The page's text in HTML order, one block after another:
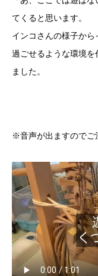
てくると思います。
インコさんの様子から
過ごせるような環境
ました。
※音声が出ますのでご